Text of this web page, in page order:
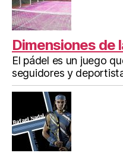
Dimensiones de
El pádel es un juego
seguidores y